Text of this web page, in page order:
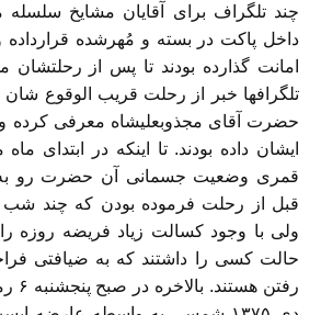
چند تلگراف برای آقایان مشایخ
داخل پاکت در بسته و مُهرشده قرارداده
امانت گذارده بودند تا پس از رحلتشان
تلگرافها خبر از رحلت قریب الوقوع شان
حضرت آقای مجذوبعلیشاه معرفی کرده و
قمری وضعیت جسمانی آن حضرت رو
قبل از رحلت فرموده بودن که چند
ولی با وجود کسالت زیاد فریضه روزه
حالت کسی را داشتند که به ضیافتی